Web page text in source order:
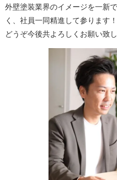
外壁塗装業界のイメージを一新
く、社員一同精進して参ります！
どうぞ今後共よろしくお願い致し